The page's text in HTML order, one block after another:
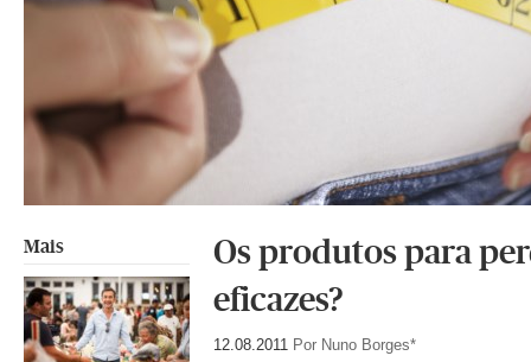
Os produtos para
eficazes?
12.08.2011 Por Nuno Borges*
Mais